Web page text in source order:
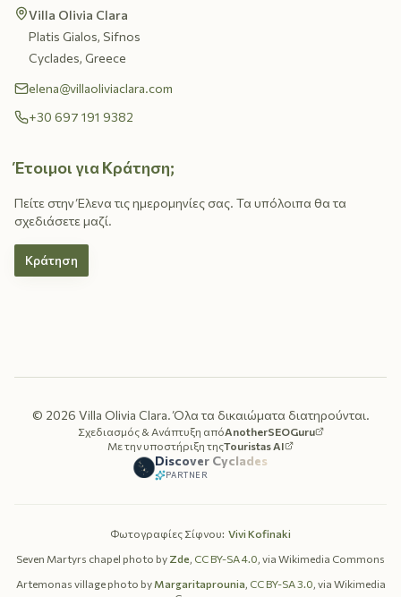
Villa Olivia Clara
Platis Gialos, Sifnos
Cyclades, Greece
elena@villaoliviaclara.com
+30 697 191 9382
Έτοιμοι για Κράτηση;
Πείτε στην Έλενα τις ημερομηνίες σας. Τα υπόλοιπα θα τα
σχεδιάσετε μαζί.
Κράτηση
© 2026 Villa Olivia Clara.Όλα τα δικαιώματα διατηρούνται.
Σχεδιασμός & Ανάπτυξη απόAnotherSEOGuru
Με την υποστήριξη τηςTouristas AI
Discover Cyclades
PARTNER
Φωτογραφίες Σίφνου: Vivi Kofinaki
Seven Martyrs chapel photo by Zde, CC BY-SA 4.0, via Wikimedia Commons
Artemonas village photo by Margaritaprounia, CC BY-SA 3.0, via Wikimedia